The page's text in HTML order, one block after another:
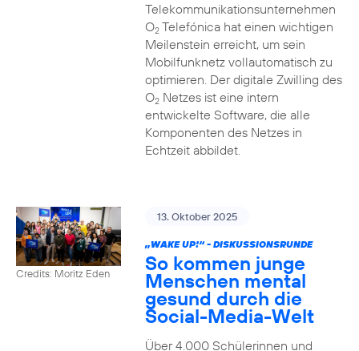
Telekommunikationsunternehmen
O2Telefónica hat einen wichtigen
Meilenstein erreicht, um sein
Mobilfunknetz vollautomatisch zu
optimieren. Der digitale Zwilling des
O2Netzes ist eine intern
entwickelte Software, die alle
Komponenten des Netzes in
Echtzeit abbildet.
Credits: Moritz Eden
13. Oktober 2025
„WAKE UP!“ - DISKUSSIONSRUNDE
So kommen junge
Menschen mental
gesund durch die
Social-Media-Welt
Über 4.000 Schülerinnen und